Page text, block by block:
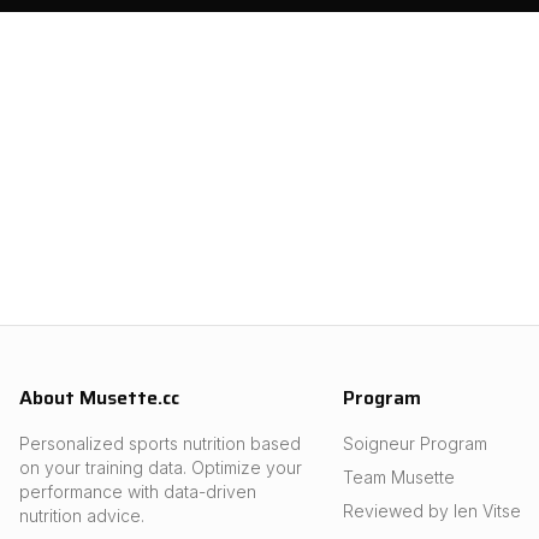
About Musette.cc
Personalized sports nutrition based
on your training data. Optimize your
performance with data-driven
nutrition advice.
Program
Soigneur Program
Team Musette
Reviewed by Ien Vitse